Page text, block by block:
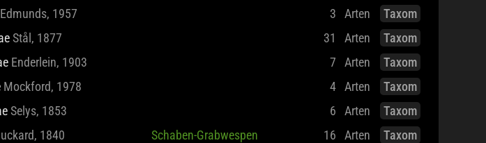
Edmunds, 1957 3 Arten
Taxom
Stål, 1877 31 Arten
Taxom
Enderlein, 1903 7 Arten
Taxom
Mockford, 1978 4 Arten
Taxom
Selys, 1853 6 Arten
Taxom
1840 Schaben-Grabwespen 16 Arten
Taxom